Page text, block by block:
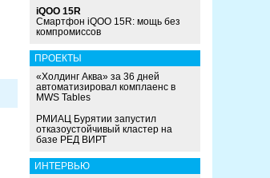
iQOO 15R
Смартфон iQOO 15R: мощь без
компромиссов
ПРОЕКТЫ
«Холдинг Аква» за 36 дней
автоматизировал комплаенс в
MWS Tables
РМИАЦ Бурятии запустил
отказоустойчивый кластер на
базе РЕД ВИРТ
ИНТЕРВЬЮ